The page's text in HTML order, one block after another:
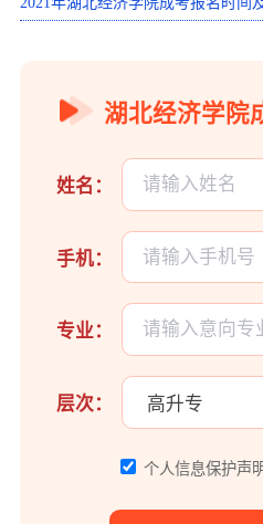
湖北经济学院
姓名：
手机：
专业：
层次：
个人信息保护声